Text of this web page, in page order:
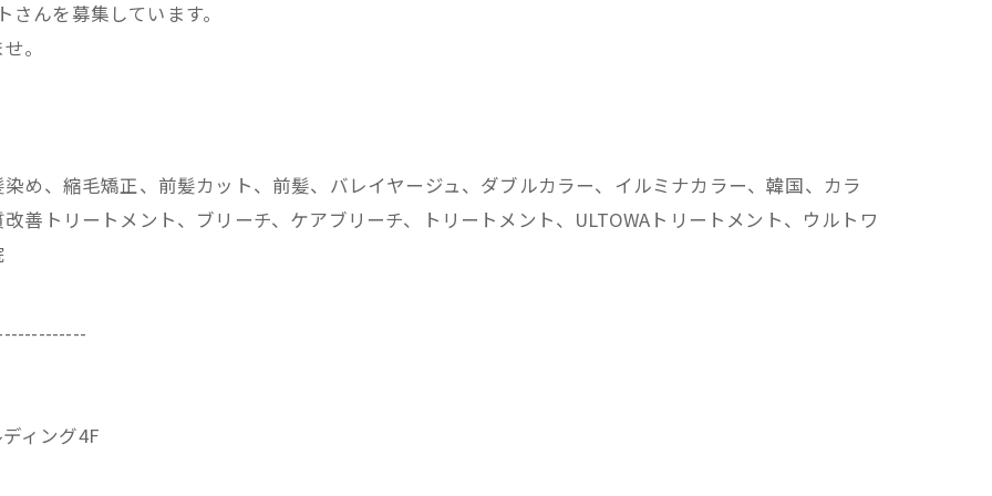
んを募集しています。
。
め、縮毛矯正、前髪カット、前髪、バレイヤージュ、ダブルカラー、イルミナカラー、韓国、カラ
善トリートメント、ブリーチ、ケアブリーチ、トリートメント、ULTOWAトリートメント、ウルトワ
ィング4F